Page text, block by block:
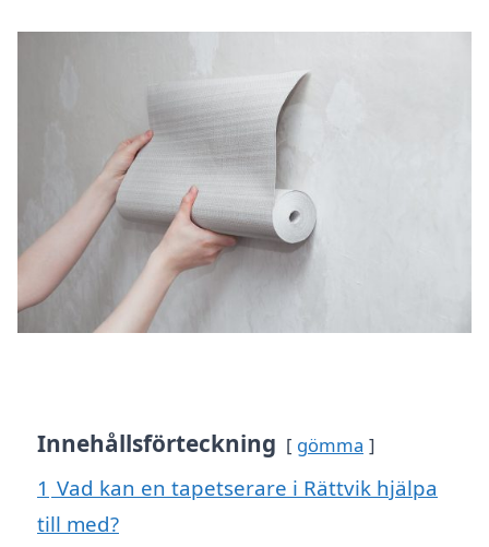
Innehållsförteckning gömma
1 Vad kan en tapetserare i Rättvik hjälpa
till med?